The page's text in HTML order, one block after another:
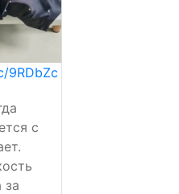
9RDbZc
с
за